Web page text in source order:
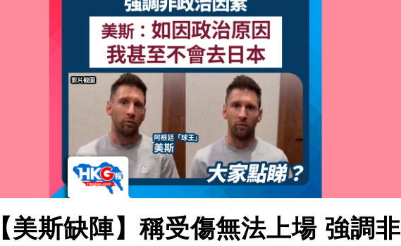
【美斯缺陣】稱受傷無法上場 強調非